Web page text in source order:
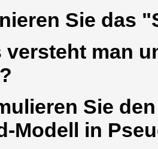
Sie das
versteht man
Sie
Modell in